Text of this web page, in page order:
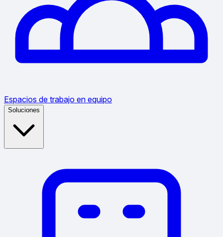
Espacios de trabajo en equipo
Soluciones